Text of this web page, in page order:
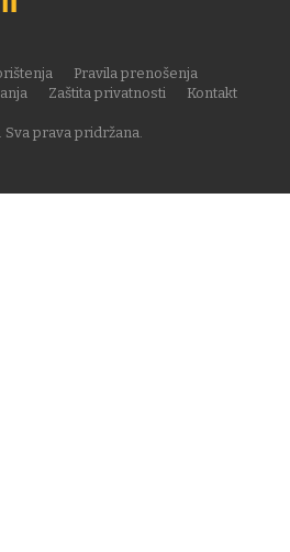
prava pridržana.
Pravila prenošenja
Zaštita privatnosti
Kontakt